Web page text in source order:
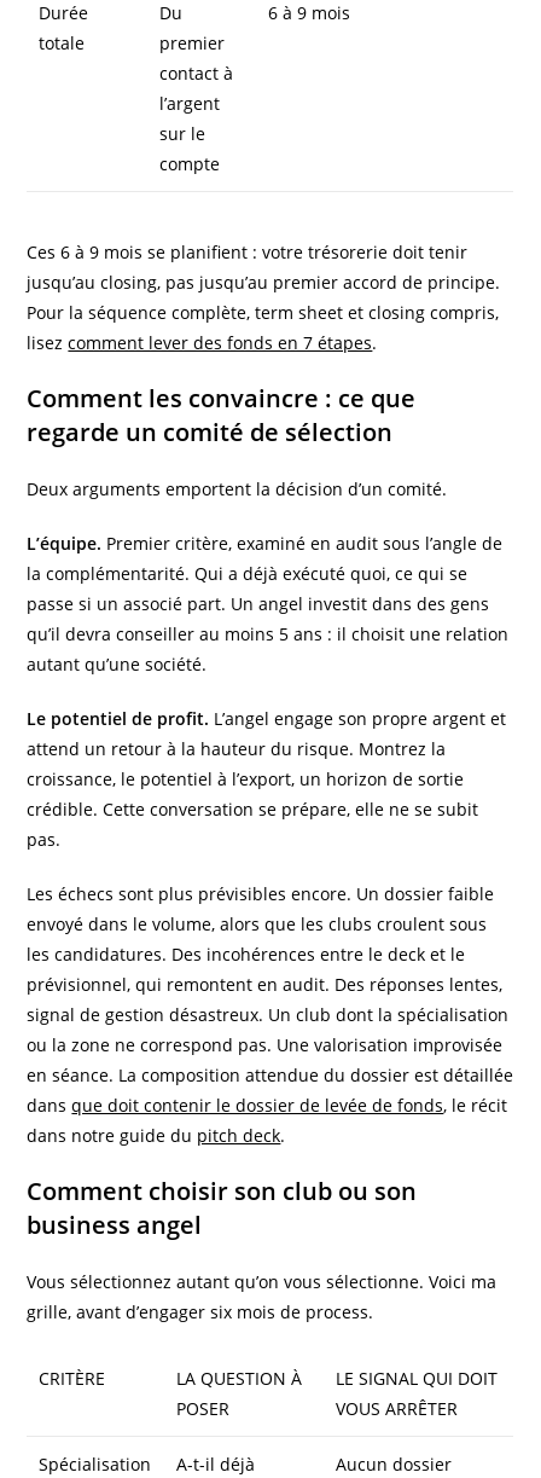
Durée
totale
Du
premier
contact à
l’argent
sur le
compte
6 à 9 mois
Ces 6 à 9 mois se planifient : votre trésorerie doit tenir
jusqu’au closing, pas jusqu’au premier accord de principe.
Pour la séquence complète, term sheet et closing compris,
lisezcomment lever des fonds en 7 étapes.
Comment les convaincre : ce que
regarde un comité de sélection
Deux arguments emportent la décision d’un comité.
L’équipe. Premier critère, examiné en audit sous l’angle de
la complémentarité. Qui a déjà exécuté quoi, ce qui se
passe si un associé part. Un angel investit dans des gens
qu’il devra conseiller au moins 5 ans : il choisit une relation
autant qu’une société.
Le potentiel de profit. L’angel engage son propre argent et
attend un retour à la hauteur du risque. Montrez la
croissance, le potentiel à l’export, un horizon de sortie
crédible. Cette conversation se prépare, elle ne se subit
pas.
Les échecs sont plus prévisibles encore. Un dossier faible
envoyé dans le volume, alors que les clubs croulent sous
les candidatures. Des incohérences entre le deck et le
prévisionnel, qui remontent en audit. Des réponses lentes,
signal de gestion désastreux. Un club dont la spécialisation
ou la zone ne correspond pas. Une valorisation improvisée
en séance. La composition attendue du dossier est détaillée
dansque doit contenir le dossier de levée de fonds, le récit
dans notre guide du pitch deck.
Comment choisir son club ou son
business angel
Vous sélectionnez autant qu’on vous sélectionne. Voici ma
grille, avant d’engager six mois de process.
CRITÈRE
LA QUESTION À
POSER
LE SIGNAL QUI DOIT
VOUS ARRÊTER
Spécialisation
A-t-il déjà
Aucun dossier